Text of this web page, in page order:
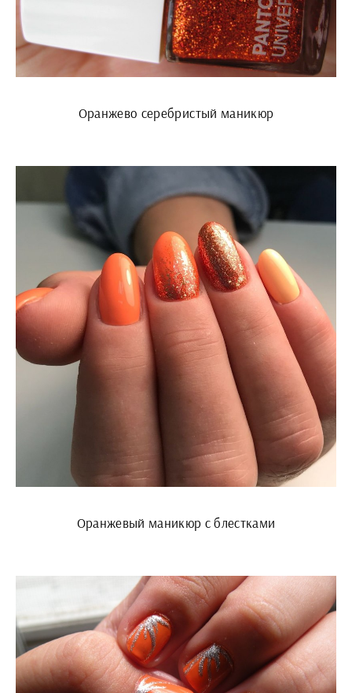
Оранжево серебристый маникюр
Оранжевый маникюр с блестками